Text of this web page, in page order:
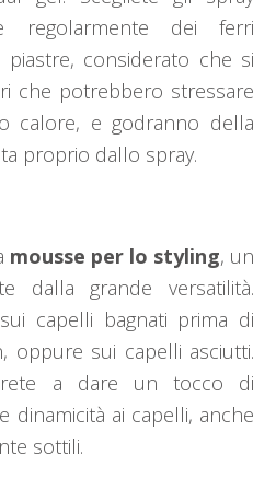
regolarmente dei ferri
considerato che si
che potrebbero stressare
calore, e godranno della
proprio dallo spray.
mousse per lo styling, un
dalla grande versatilità.
capelli bagnati prima di
oppure sui capelli asciutti.
a dare un tocco di
dinamicità ai capelli, anche
sottili.